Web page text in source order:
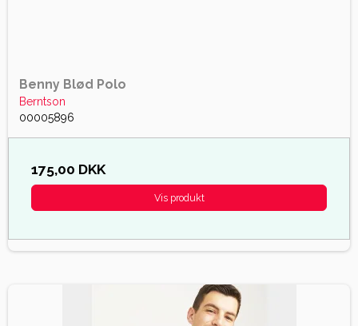
Benny Blød Polo
Berntson
00005896
175,00 DKK
Vis produkt